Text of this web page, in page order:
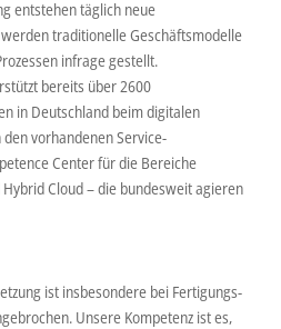
entstehen täglich neue
traditionelle Geschäftsmodelle
infrage gestellt.
bereits über 2600
in Deutschland beim digitalen
vorhandenen Service-
Center für die Bereiche
Cloud – die bundesweit agieren
ist insbesondere bei Fertigungs-
Unsere Kompetenz ist es,